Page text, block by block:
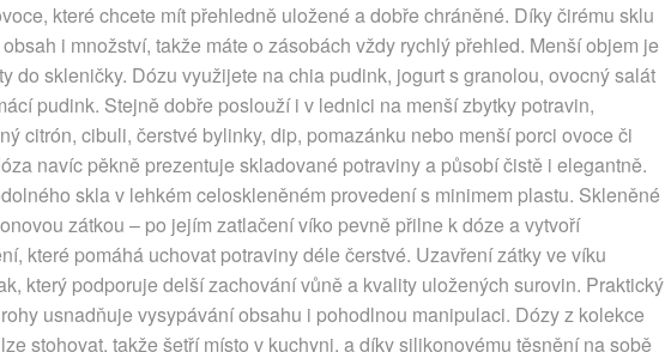
které chcete mít přehledně uložené a dobře chráněné. Díky čirému sklu
i množství, takže máte o zásobách vždy rychlý přehled. Menší objem je
do skleničky. Dózu využijete na chia pudink, jogurt s granolou, ovocný salát
pudink. Stejně dobře poslouží i v lednici na menší zbytky potravin,
citrón, cibuli, čerstvé bylinky, dip, pomazánku nebo menší porci ovoce či
navíc pěkně prezentuje skladované potraviny a působí čistě i elegantně.
skla v lehkém celoskleněném provedení s minimem plastu. Skleněné
zátkou – po jejím zatlačení víko pevně přilne k dóze a vytvoří
které pomáhá uchovat potraviny déle čerstvé. Uzavření zátky ve víku
který podporuje delší zachování vůně a kvality uložených surovin. Praktický
usnadňuje vysypávání obsahu i pohodlnou manipulaci. Dózy z kolekce
stohovat, takže šetří místo v kuchyni, a díky silikonovému těsnění na sobě